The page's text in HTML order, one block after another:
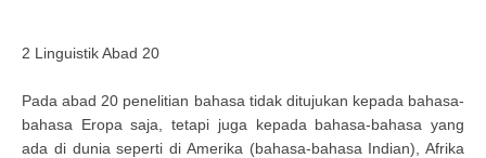
2 Linguistik Abad 20
Pada abad 20 penelitian bahasa tidak ditujukan kepada bahasa-
bahasa Eropa saja, tetapi juga kepada bahasa-bahasa yang
ada di dunia seperti di Amerika (bahasa-bahasa Indian), Afrika